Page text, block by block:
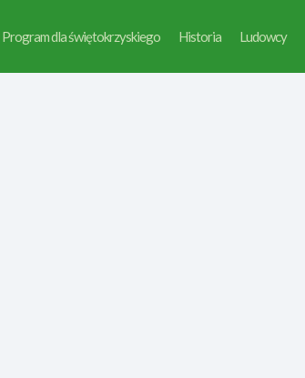
Program dla świętokrzyskiego Historia Ludowcy